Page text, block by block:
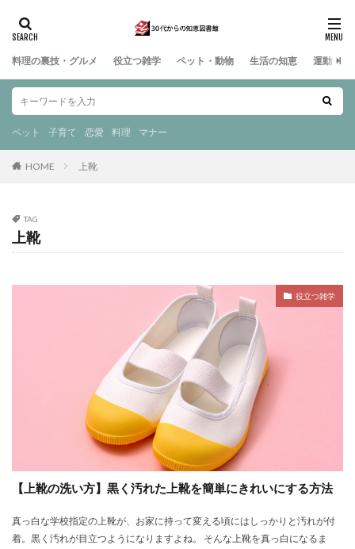
料理の裏技・グルメ 役立つ雑学 ペット・動物 生活の知恵 運動・ス
ペット 子育て 恋愛 料理 マナー
HOME 上靴
TAG
上靴
役立つ雑学
【上靴の洗い方】黒く汚れた上靴を簡単にきれいにする方法
真っ白な学校指定の上靴が、お家に持って変える頃にはしっかりと汚れが付
着。黒く汚れが目立つようになりますよね。 そんな上靴を真っ白になるま